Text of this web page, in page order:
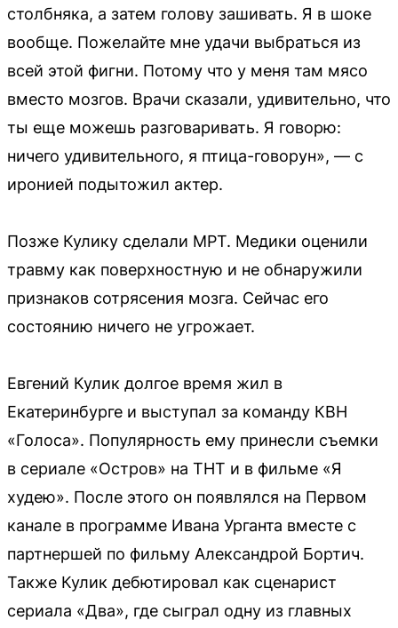
столбняка, а затем голову зашивать. Я в шоке
вообще. Пожелайте мне удачи выбраться из
всей этой фигни. Потому что у меня там мясо
вместо мозгов. Врачи сказали, удивительно, что
ты еще можешь разговаривать. Я говорю:
ничего удивительного, я птица-говорун», — с
иронией подытожил актер.
Позже Кулику сделали МРТ. Медики оценили
травму как поверхностную и не обнаружили
признаков сотрясения мозга. Сейчас его
состоянию ничего не угрожает.
Евгений Кулик долгое время жил в
Екатеринбурге и выступал за команду КВН
«Голоса». Популярность ему принесли съемки
в сериале «Остров» на ТНТ и в фильме «Я
худею». После этого он появлялся на Первом
канале в программе Ивана Урганта вместе с
партнершей по фильму Александрой Бортич.
Также Кулик дебютировал как сценарист
сериала «Два», где сыграл одну из главных